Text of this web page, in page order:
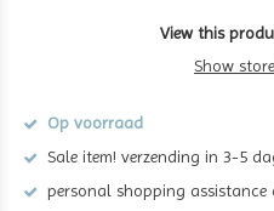
View this
Show
Op voorraad
Sale item! verzending in 3-5
personal shopping assistance